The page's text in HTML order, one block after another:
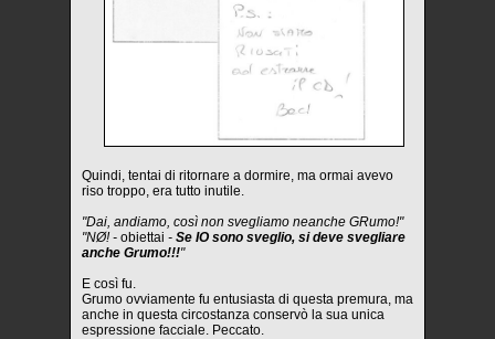
Quindi, tentai di ritornare a dormire, ma ormai avevo
riso troppo, era tutto inutile.
"Dai, andiamo, così non svegliamo neanche GRumo!"
"NØ! - obiettai - Se IO sono sveglio, si deve svegliare
anche Grumo!!!"
E così fu.
Grumo ovviamente fu entusiasta di questa premura, ma
anche in questa circostanza conservò la sua unica
espressione facciale. Peccato.